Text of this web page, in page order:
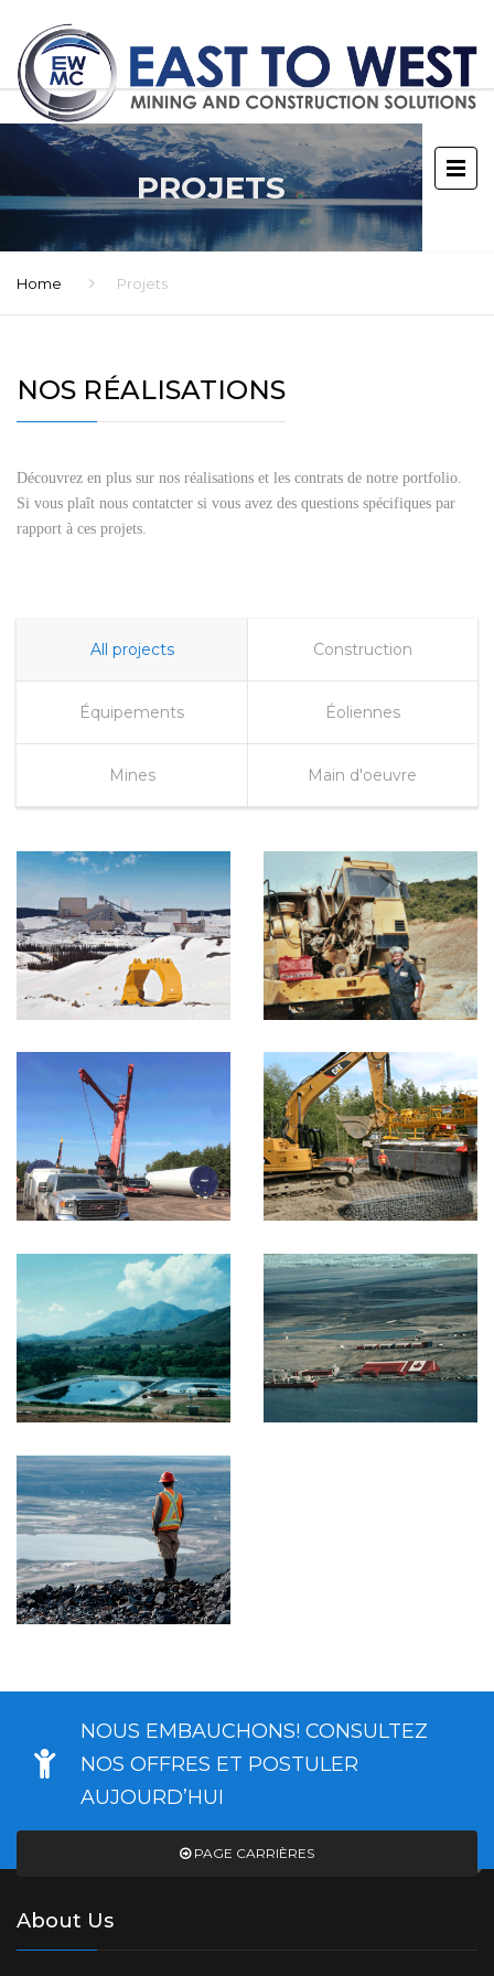
PROJETS
Home Projets
NOS RÉALISATIONS
Découvrez en plus sur nos réalisations et les contrats de notre portfolio.
Si vous plaît nous contatcter si vous avez des questions spécifiques par
rapport à ces projets.
All projects Construction
Équipements Éoliennes
Mines Main d'oeuvre
NOUS EMBAUCHONS! CONSULTEZ
NOS OFFRES ET POSTULER
AUJOURD’HUI
PAGE CARRIÈRES
About Us